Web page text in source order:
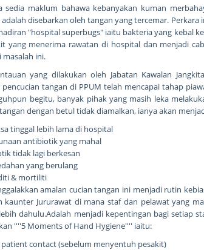
sedia maklum bahawa kebanyakan kuman
adalah disebarkan oleh tangan yang tercemar.
"hospital superbugs" iaitu bakteria yang kebal
yang menerima rawatan di hospital dan menjadi
masalah ini.
yang dilakukan oleh Jabatan Kawalan
tangan di PPUM telah mencapai tahap
begitu, banyak pihak yang masih leka
dengan betul tidak diamalkan, ianya akan
tinggal lebih lama di hospital
antibiotik yang mahal
tidak lagi berkesan
yang berulang
& mortiliti
amalan cucian tangan ini menjadi rutin
kaunter Jururawat di mana staf dan pelawat yang
dahulu.Adalah menjadi kepentingan bagi setiap
''''5 Moments of Hand Hygiene'''' iaitu:
patient contact (sebelum menyentuh pesakit)